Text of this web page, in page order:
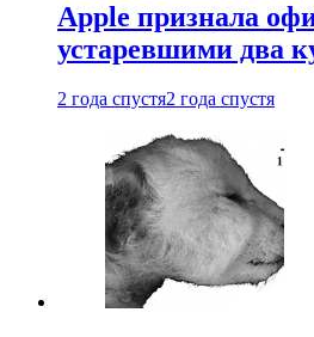
Apple признала
устаревшими два
2 года спустя2 года спустя